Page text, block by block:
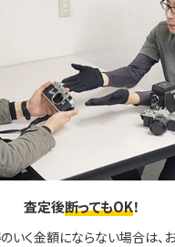
査定後断ってもOK！
いく金額にならない場合は、